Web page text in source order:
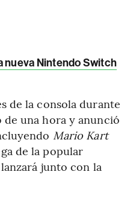
nueva Nintendo Switch
de la consola durante
una hora y anunció
Mario Kart
de la popular
junto con la